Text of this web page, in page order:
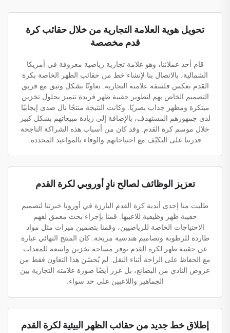
تحويل هوية العلامة التجارية من خلال حقائب كرة
قدم مخصصة
قام أحد عملائنا، وهو علامة تجارية رياضية معروفة في أمريكا
الشمالية، بالاتصال بنا لإنشاء خط من حقائب الظهر الخاصة بكرة
القدم تعكس فلسفة علامته التجارية. تعاونّا بشكل وثيق مع فريق
التصميم الخاص بهم لتطوير حقيبة ظهر فريدة تتميز بحلول تخزين
مبتكرة ومظهر جذاب بصريًا. وكانت النتيجة منتجًا نال صدى إيجابيًا
لدى جمهورهم المستهدف، بالإضافة إلى زيادة مبيعاتهم بشكل كبير
خلال موسم كرة القدم. وقد كان من أسباب هذه الشراكة الناجحة
قدرتنا على التكيّف مع احتياجاتهم والوفاء بالمواعيد المحددة.
تعزيز الوظائف لصالح نادٍ أوروبي لكرة القدم
طلبت منا إحدى أندية كرة القدم البارزة في أوروبا خبرتنا لتصميم
حقيبة ظهر وظيفية للاعبيها. قمنا بإجراء بحث معمق لفهم
الاحتياجات الخاصة للرياضيين، وقمنا بتضمين ميزات مثل مواد
طاردة للرطوبة وتصاميم هندسية مريحة. كان المنتج النهائي عبارة
عن حقيبة ظهر لكرة القدم توفر مساحة تخزين واسعة للمعدات
مع الحفاظ على الراحة أثناء النقل. لم يُحسّن هذا التعاون فقط من
عروض النادي من البضائع، بل عزز أيضًا صورة علامته التجارية بين
الجماهير واللاعبين على حد سواء.
إطلاق خط جديد من حقائب الظهر البيئية لكرة القدم